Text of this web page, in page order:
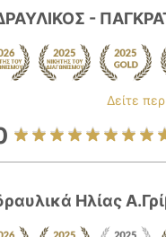
-
Δείτε
Ηλίας